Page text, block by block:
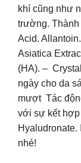
khí cũng như
trường. Thành
Acid.
Asiatica
(HA). –
ngày cho da
mượt Tác
với sự kết
nhé!